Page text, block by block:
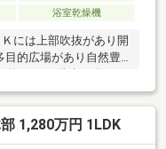
浴室乾燥機
には上部吹抜があり開
的広場があり自然豊
済み・外壁ジョリパッ
エコキュート ・キッ
ーフォン・アルゴン
ラス)・全居室等ＬＥＤ
1,280万円 1LDK